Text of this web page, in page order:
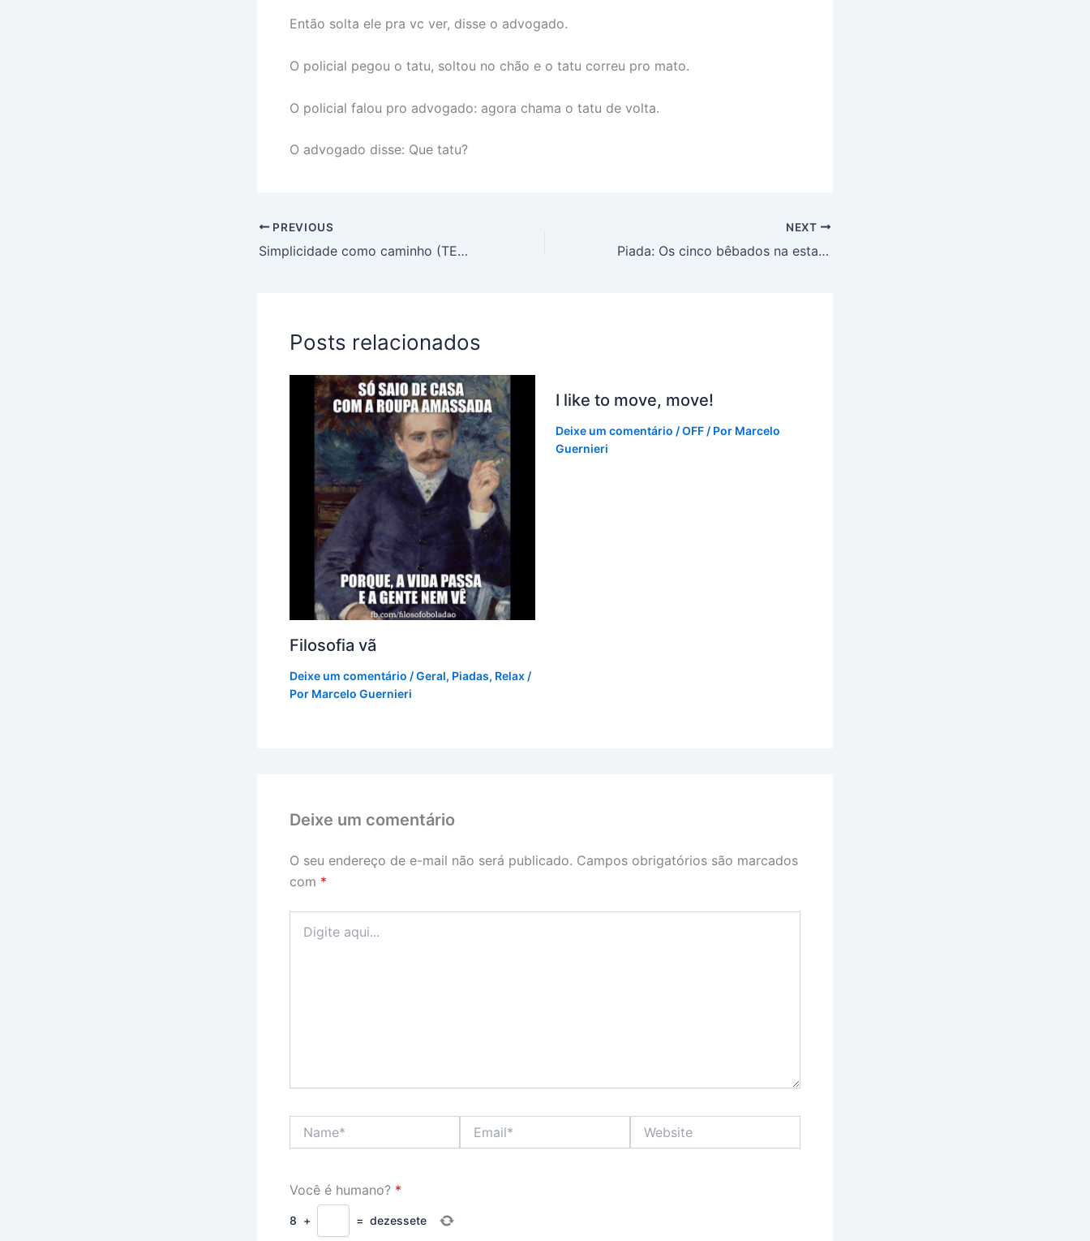
Então solta ele pra vc ver, disse o advogado.
O policial pegou o tatu, soltou no chão e o tatu correu pro mato.
O policial falou pro advogado: agora chama o tatu de volta.
O advogado disse: Que tatu?
PREVIOUS
Simplicidade como caminho (TEDxPelourinho)
NEXT
Piada: Os cinco bêbados na estação do trem
Posts relacionados
Filosofia vã
Deixe um comentário /Geral, Piadas, Relax /
Por Marcelo Guernieri
I like to move, move!
Deixe um comentário /OFF/ Por Marcelo
Guernieri
Deixe um comentário
O seu endereço de e-mail não será publicado. Campos obrigatórios são marcados
com *
aqui...
Você é humano? *
8 + = dezessete